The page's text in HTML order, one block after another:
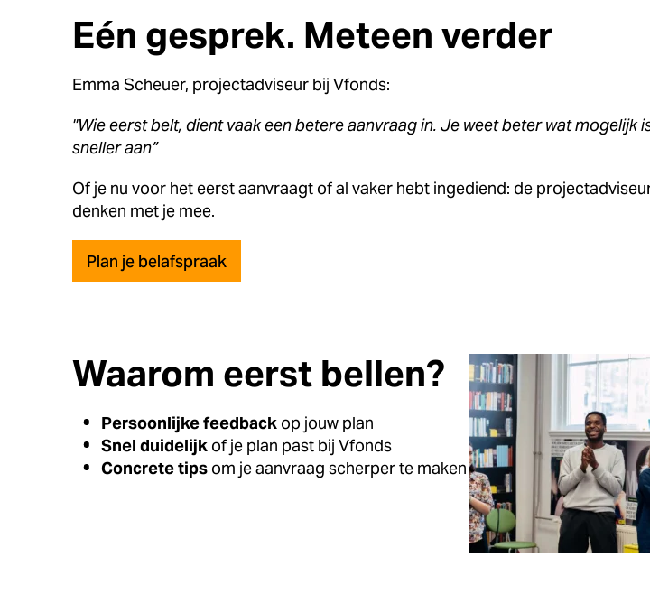
Eén gesprek. Meteen verder
Emma Scheuer, projectadviseur bij Vfonds:
"Wie eerst belt, dient vaak een betere aanvraag in. Je weet beter wat mogelijk
sneller aan”
Of je nu voor het eerst aanvraagt of al vaker hebt ingediend: de
denken met je mee.
Plan je belafspraak
Waarom eerst bellen?
Persoonlijke feedback op jouw plan
Snel duidelijk of je plan past bij Vfonds
Concrete tips om je aanvraag scherper te maken